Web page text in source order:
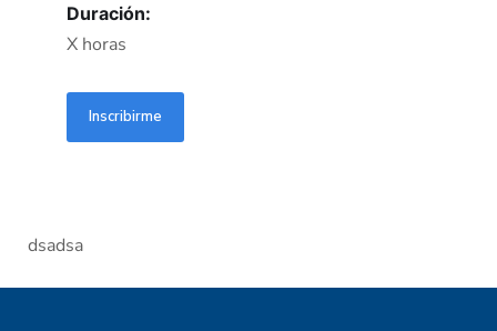
Duración:
X horas
Inscribirme
dsadsa